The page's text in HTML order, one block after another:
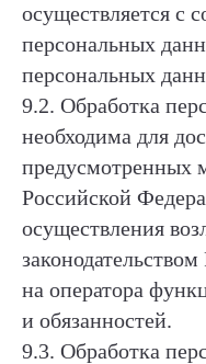
осуществляется с
персональных
персональных
9.2. Обработка
необходима для
предусмотренных
Российской
осуществления
на оператора
и обязанностей.
9.3. Обработка